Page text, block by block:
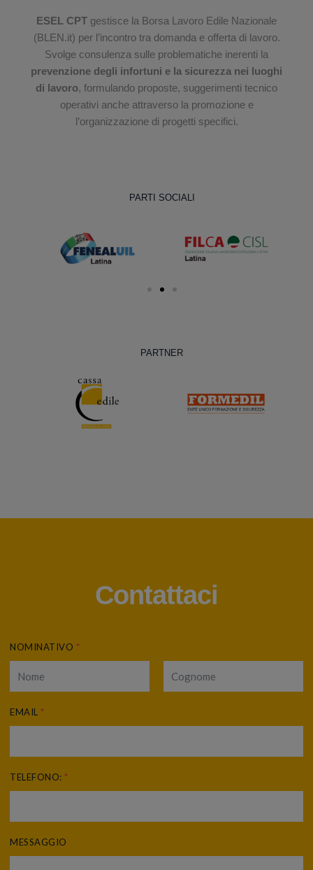
ESEL CPT gestisce la Borsa Lavoro Edile Nazionale
(BLEN.it) per l’incontro tra domanda e offerta di lavoro.
Svolge consulenza sulle problematiche inerenti la
prevenzione degli infortuni e la sicurezza nei luoghi
di lavoro, formulando proposte, suggerimenti tecnico
operativi anche attraverso la promozione e
l’organizzazione di progetti specifici.
PARTI SOCIALI
PARTNER
Contattaci
NOMINATIVO *
EMAIL *
TELEFONO: *
MESSAGGIO